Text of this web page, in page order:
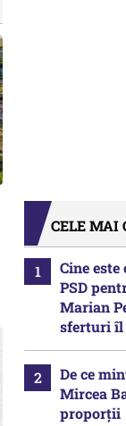
CELE MAI
Cine
PSD
Marian
sferturi îl
De ce
Mircea
proporții